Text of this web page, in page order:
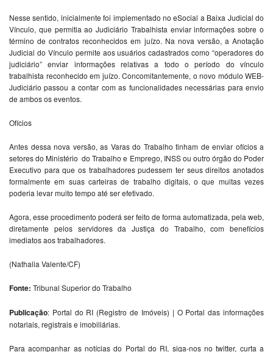
Nesse sentido, inicialmente foi implementado no eSocial a Baixa Judicial do
Vínculo, que permitia ao Judiciário Trabalhista enviar informações sobre o
término de contratos reconhecidos em juízo. Na nova versão, a Anotação
Judicial do Vínculo permite aos usuários cadastrados como “operadores do
judiciário” enviar informações relativas a todo o período do vínculo
trabalhista reconhecido em juízo. Concomitantemente, o novo módulo WEB-
Judiciário passou a contar com as funcionalidades necessárias para envio
de ambos os eventos.
Ofícios
Antes dessa nova versão, as Varas do Trabalho tinham de enviar ofícios a
setores do Ministério do Trabalho e Emprego, INSS ou outro órgão do Poder
Executivo para que os trabalhadores pudessem ter seus direitos anotados
formalmente em suas carteiras de trabalho digitais, o que muitas vezes
poderia levar muito tempo até ser efetivado.
Agora, esse procedimento poderá ser feito de forma automatizada, pela web,
diretamente pelos servidores da Justiça do Trabalho, com benefícios
imediatos aos trabalhadores.
(Nathalia Valente/CF)
Fonte: Tribunal Superior do Trabalho
Publicação: Portal do RI (Registro de Imóveis) | O Portal das informações
notariais, registrais e imobiliárias.
Para acompanhar as notícias do Portal do RI, siga-nos no twitter, curta a